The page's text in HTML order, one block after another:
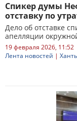
Спикер думы
отставку по
Дело об отставке
апелляции
19 февраля 2026, 11:52
Лента новостей |